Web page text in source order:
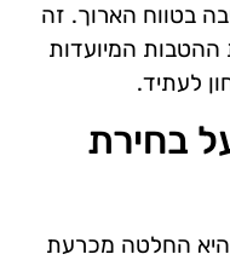
בטווח הארוך. זה
המיועדות
לעתיד.
בחירת
היא החלטה מכרעת